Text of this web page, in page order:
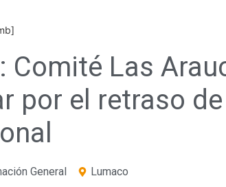
Comité Las
por el retraso
General Lumaco